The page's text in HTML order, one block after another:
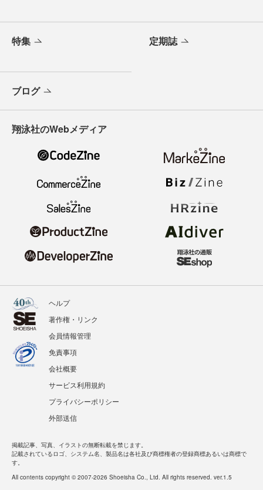
特集 定期誌
ブログ
翔泳社のWebメディア
ヘルプ
著作権・リンク
会員情報管理
免責事項
会社概要
サービス利用規約
プライバシーポリシー
外部送信
掲載記事、写真、イラストの無断転載を禁じます。
記載されているロゴ、システム名、製品名は各社及び商標権者の登録商標あるいは商標で
す。
All contents copyright © 2007-2026 Shoeisha Co., Ltd. All rights reserved. ver.1.5